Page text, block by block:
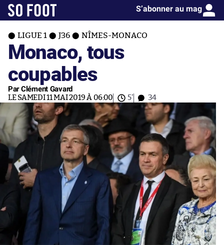
S’abonner au mag
LIGUE 1 J36 NÎMES-MONACO
Monaco, tous
coupables
Par Clément Gavard
LE SAMEDI 11 MAI 2019 À 06:00 5' 34